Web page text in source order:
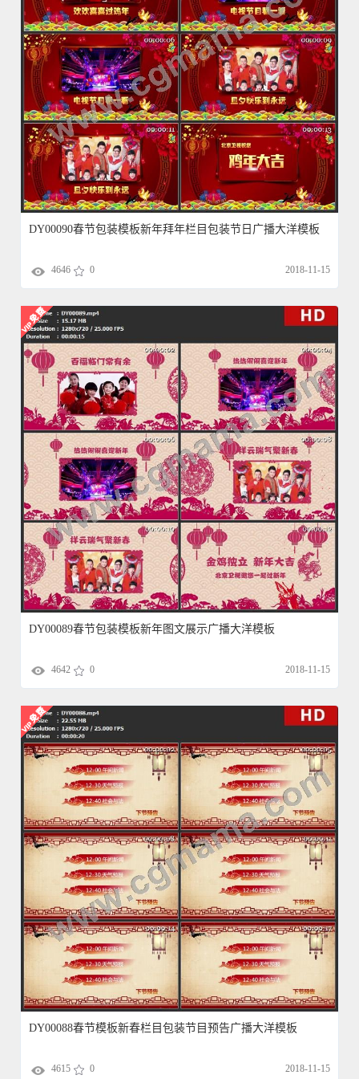
DY00090春节包装模板新年拜年栏目包装节日广播大洋模板
4646 0 2018-11-15
DY00089春节包装模板新年图文展示广播大洋模板
4642 0 2018-11-15
DY00088春节模板新春栏目包装节目预告广播大洋模板
4615 0 2018-11-15